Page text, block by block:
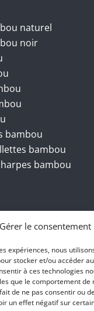
Gérer le consentement
expériences, nous
stocker et/ou accéder
à ces technologies
que le comportement de
de ne pas consentir ou
un effet négatif sur
naturel
noir
bambou
bambou
bambou
Coordonnées
LTD – RUE DU
de la République
Argenteuil